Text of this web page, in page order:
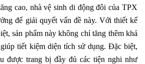
cao, nhà vệ sinh di động đôi của TPX
để giải quyết vấn đề này. Với thiết kế
sản phẩm này không chỉ tăng thêm khả
tiết kiệm diện tích sử dụng. Đặc biệt,
được trang bị đầy đủ các tiện nghi như